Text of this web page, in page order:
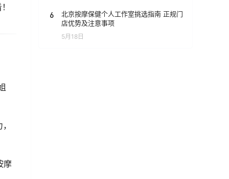
摩
6
北京按摩保健个人工作室挑选指南 正规门
店优势及注意事项
5月18日